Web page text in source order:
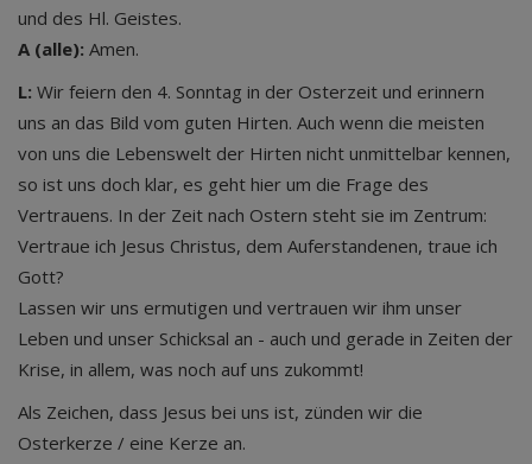
und des Hl. Geistes.
A (alle): Amen.
L: Wir feiern den 4. Sonntag in der Osterzeit und erinnern
uns an das Bild vom guten Hirten. Auch wenn die meisten
von uns die Lebenswelt der Hirten nicht unmittelbar kennen,
so ist uns doch klar, es geht hier um die Frage des
Vertrauens. In der Zeit nach Ostern steht sie im Zentrum:
Vertraue ich Jesus Christus, dem Auferstandenen, traue ich
Gott?
Lassen wir uns ermutigen und vertrauen wir ihm unser
Leben und unser Schicksal an - auch und gerade in Zeiten der
Krise, in allem, was noch auf uns zukommt!
Als Zeichen, dass Jesus bei uns ist, zünden wir die
Osterkerze / eine Kerze an.